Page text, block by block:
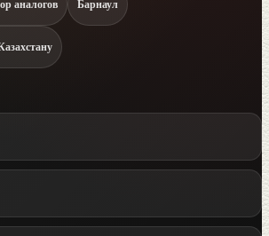
аналогов Барнаул